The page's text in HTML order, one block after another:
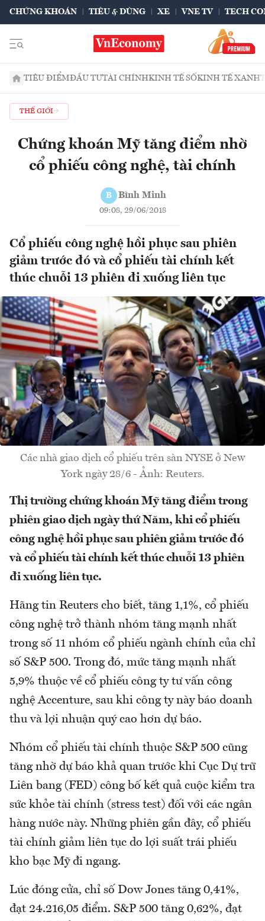
CHỨNG KHOÁN TIÊU & DÙNG XE VNE TV TECH
TIÊU ĐIỂMĐẦU TƯTÀI CHÍNHKINH TẾ SỐKINH TẾ XANH
THẾ GIỚI
Chứng khoán Mỹ tăng điểm nhờ
cổ phiếu công nghệ, tài chính
B Bình Minh
09:08, 29/06/2018
Cổ phiếu công nghệ hồi phục sau phiên
giảm trước đó và cổ phiếu tài chính kết
thúc chuỗi 13 phiên đi xuống liên tục
Các nhà giao dịch cổ phiếu trên sàn NYSE ở New
York ngày 28/6 - Ảnh: Reuters.
Thị trường chứng khoán Mỹ tăng điểm trong
phiên giao dịch ngày thứ Năm, khi cổ phiếu
công nghệ hồi phục sau phiên giảm trước đó
và cổ phiếu tài chính kết thúc chuỗi 13 phiên
đi xuống liên tục.
Hãng tin Reuters cho biết, tăng 1,1%, cổ phiếu
công nghệ trở thành nhóm tăng mạnh nhất
trong số 11 nhóm cổ phiếu ngành chính của chỉ
số S&P 500. Trong đó, mức tăng mạnh nhất
5,9% thuộc về cổ phiếu công ty tư vấn công
nghệ Accenture, sau khi công ty này báo doanh
thu và lợi nhuận quý cao hơn dự báo.
Nhóm cổ phiếu tài chính thuộc S&P 500 cũng
tăng nhờ dự báo khả quan trước khi Cục Dự trữ
Liên bang (FED) công bố kết quả cuộc kiểm tra
sức khỏe tài chính (stress test) đối với các ngân
hàng nước này. Những phiên gần đây, cổ phiếu
tài chính giảm liên tục do lợi suất trái phiếu
kho bạc Mỹ đi ngang.
Lúc đóng cửa, chỉ số Dow Jones tăng 0,41%,
đạt 24.216,05 điểm. S&P 500 tăng 0,62%, đạt